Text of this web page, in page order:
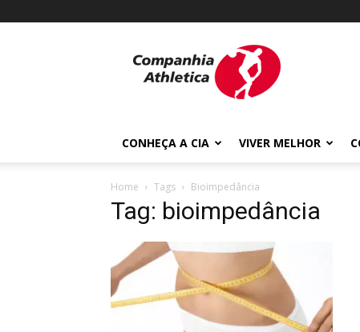
Athletica
CONHEÇA A CIA VIVER MELHOR
Home Tags Bioimpedância
Tag: bioimpedância